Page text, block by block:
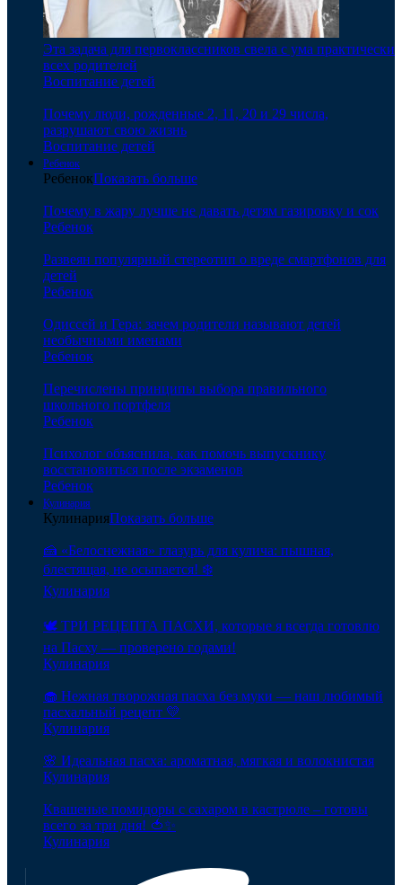
Эта задача для первоклассников свела с ума практически
всех родителей
Воспитание детей
Почему люди, рожденные 2, 11, 20 и 29 числа,
разрушают свою жизнь
Воспитание детей
Ребенок
РебенокПоказать больше
Почему в жару лучше не давать детям газировку и сок
Ребенок
Развеян популярный стереотип о вреде смартфонов для
детей
Ребенок
Одиссей и Гера: зачем родители называют детей
необычными именами
Ребенок
Перечислены принципы выбора правильного
школьного портфеля
Ребенок
Психолог объяснила, как помочь выпускнику
восстановиться после экзаменов
Ребенок
Кулинария
КулинарияПоказать больше
🍰 «Белоснежная» глазурь для кулича: пышная,
блестящая, не осыпается! ❄️
Кулинария
🕊️ ТРИ РЕЦЕПТА ПАСХИ, которые я всегда готовлю
на Пасху — проверено годами!
Кулинария
🧁 Нежная творожная пасха без муки — наш любимый
пасхальный рецепт 💛
Кулинария
🌸 Идеальная пасха: ароматная, мягкая и волокнистая
Кулинария
Квашеные помидоры с сахаром в кастрюле – готовы
всего за три дня! 🍅✨
Кулинария